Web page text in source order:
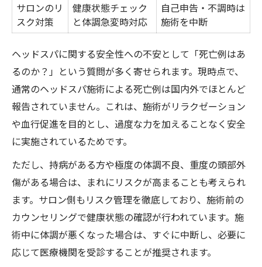
サロンのリ
スク対策
健康状態チェック
と体調急変時対応
自己申告・不調時は
施術を中断
ヘッドスパに関する安全性への不安として「死亡例はあ
るのか？」という質問が多く寄せられます。現時点で、
通常のヘッドスパ施術による死亡例は国内外でほとんど
報告されていません。これは、施術がリラクゼーション
や血行促進を目的とし、過度な力を加えることなく安全
に実施されているためです。
ただし、持病がある方や極度の体調不良、重度の頭部外
傷がある場合は、まれにリスクが高まることも考えられ
ます。サロン側もリスク管理を徹底しており、施術前の
カウンセリングで健康状態の確認が行われています。施
術中に体調が悪くなった場合は、すぐに中断し、必要に
応じて医療機関を受診することが推奨されます。